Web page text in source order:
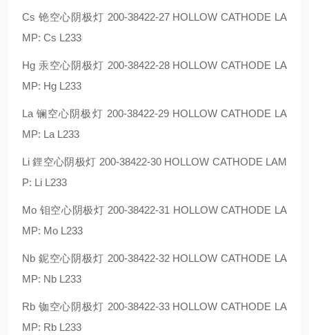
Cs 铯空心阴极灯 200-38422-27 HOLLOW CATHODE LA
MP: Cs L233
Hg 汞空心阴极灯 200-38422-28 HOLLOW CATHODE LA
MP: Hg L233
La 镧空心阴极灯 200-38422-29 HOLLOW CATHODE LA
MP: La L233
Li 鋰空心阴极灯 200-38422-30 HOLLOW CATHODE LAM
P: Li L233
Mo 钼空心阴极灯 200-38422-31 HOLLOW CATHODE LA
MP: Mo L233
Nb 鈮空心阴极灯 200-38422-32 HOLLOW CATHODE LA
MP: Nb L233
Rb 铷空心阴极灯 200-38422-33 HOLLOW CATHODE LA
MP: Rb L233